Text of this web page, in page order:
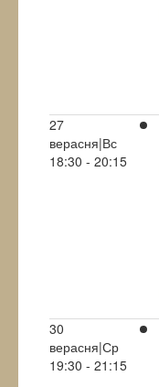
27
верасня|Вс
18:30 - 20:15
30
верасня|Ср
19:30 - 21:15